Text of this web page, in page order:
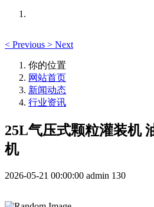
< Previous > Next
你的位置
网站首页
新闻动态
行业资讯
25L气压式颗粒灌装机
机
2026-05-21 00:00:00 admin 130